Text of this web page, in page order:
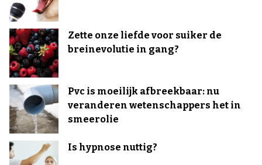
Zette onze liefde voor suiker de
breinevolutie in gang?
Pvc is moeilijk afbreekbaar: nu
veranderen wetenschappers het in
smeerolie
Is hypnose nuttig?